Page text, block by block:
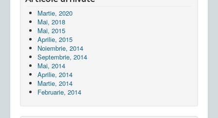
Martie, 2020
Mai, 2018
Mai, 2015
Aprilie, 2015
Noiembrie, 2014
Septembrie, 2014
Mai, 2014
Aprilie, 2014
Martie, 2014
Februarie, 2014